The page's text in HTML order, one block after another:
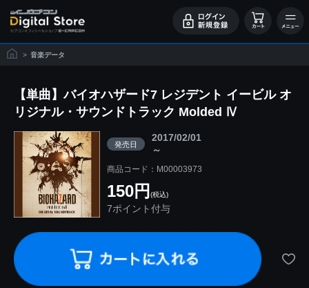
> 音楽データ
【単曲】バイオハザード7 レジデント イービル オ
リジナル・サウンドトラック Molded Ⅳ
発売日
2017/02/01
～
商品コード：M00003973
150円 (税込)
7ポイント付与